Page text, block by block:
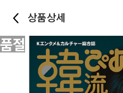
상품상세
품절